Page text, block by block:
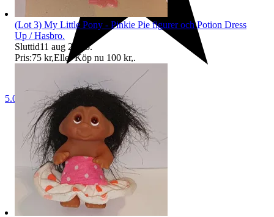
5.0
(Lot 3) My Little Pony - Pinkie Pie figurer och Potion Dress
Up / Hasbro.
Sluttid11 aug 20:45.
Pris:75 kr,Eller Köp nu 100 kr,.